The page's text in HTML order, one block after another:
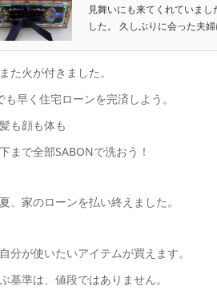
見舞いにも来てくれていま
した。 久しぶりに会った夫
た火が付きました。
も早く住宅ローンを完済しよう。
も顔も体も
まで全部SABONで洗おう！
、家のローンを払い終えました。
分が使いたいアイテムが買えます。
基準は、値段ではありません。